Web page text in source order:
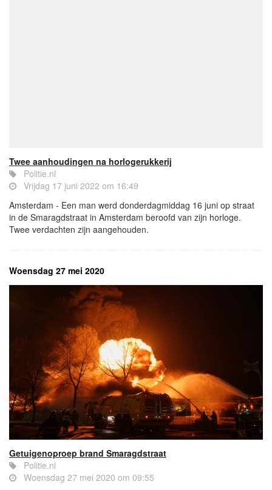
Twee aanhoudingen na horlogerukkerij
Politie.nl
Vrijdag 17 juni 2022 om 16:49
Amsterdam - Een man werd donderdagmiddag 16 juni op straat
in de Smaragdstraat in Amsterdam beroofd van zijn horloge.
Twee verdachten zijn aangehouden.
Woensdag 27 mei 2020
Getuigenoproep brand Smaragdstraat
Politie.nl
Woensdag 27 mei 2020 om 09:55